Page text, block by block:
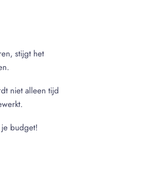
stijgt het
niet alleen tijd
budget!